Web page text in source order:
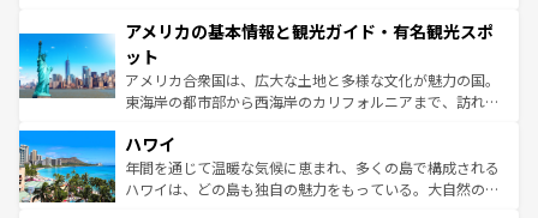
ンツ一覧を参照してほしい。
の建物がそのまま残る町や、スイスならではのユニークな
博物館もあり、アルプス観光だけでなく町歩きも満喫する
ことができる。国民の所得が高いため物価も高いが、旅行
者向けの交通パス提供のサービスもあり、うまく活用すれ
着のスイス情報は
アメリカの基本情報と観光ガイド・有名観光スポ
ット
アメリカ合衆国は、広大な土地と多様な文化が魅力の国。
東海岸の都市部から西海岸のカリフォルニアまで、訪れる
のような巨大都市は、観光、ショッピング、エンターテイ
ンメントが詰まった刺激的なスポットだ。一方、アメリカ
西部には大自然が広がり、グランドキャニオンやイエロー
ハワイ
年間を通じて温暖な気候に恵まれ、多くの島で構成される
ハワイは、どの島も独自の魅力をもっている。大自然の神